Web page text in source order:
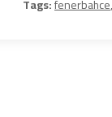
Tags:fenerbahce,